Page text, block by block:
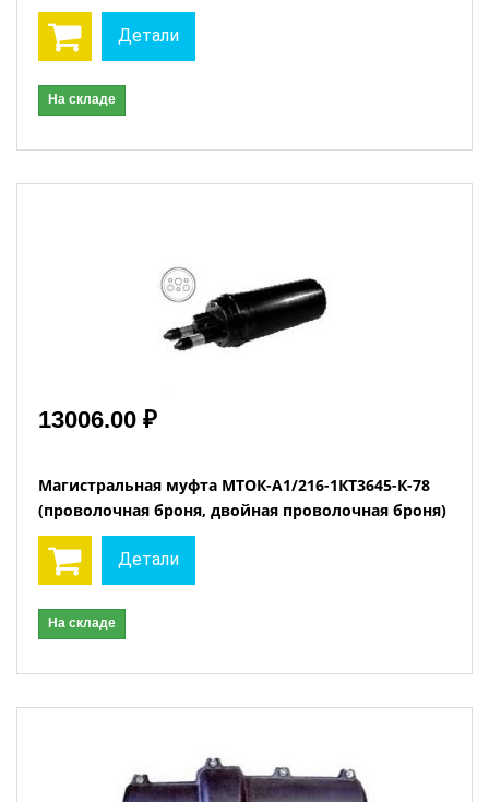
Детали
На складе
13006.00 ₽
Магистральная муфта МТОК-А1/216-1КТ3645-К-78
(проволочная броня, двойная проволочная броня)
Детали
На складе